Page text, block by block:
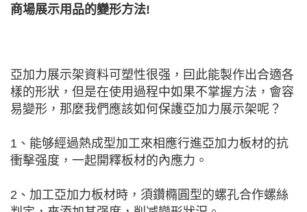
商場展示用品的變形方法!
亞加力展示架資料可塑性很强，囙此能製作出合適各
樣的形狀，但是在使用過程中如果不掌握方法，會容
易變形，那麼我們應該如何保護亞加力展示架呢？
1、能够經過熱成型加工來相應行進亞加力板材的抗
衝擊强度，一起開釋板材的內應力。
2、加工亞加力板材時，須鑽橢圓型的螺孔合作螺絲